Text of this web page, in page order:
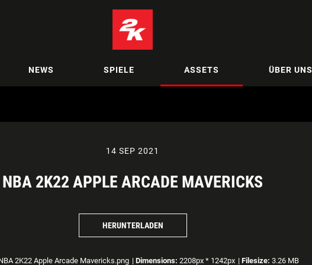
NEWS SPIELE ASSETS ÜBER UNS
14 SEP 2021
NBA 2K22 APPLE ARCADE MAVERICKS
HERUNTERLADEN
2K22 Apple Arcade Mavericks.png | Dimensions: 2208px * 1242px | Filesize: 3.26 MB